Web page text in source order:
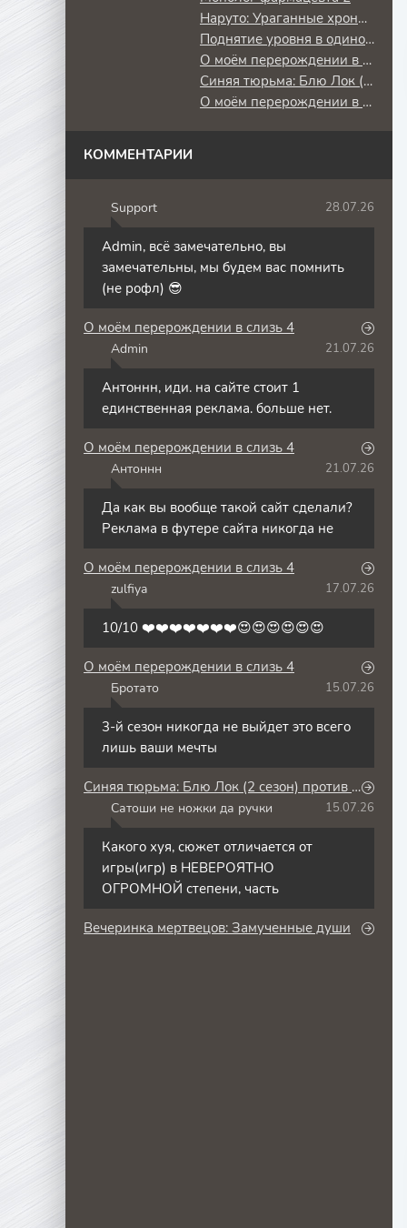
Наруто: Ураганные хроники
Поднятие уровня в одиночку: Повторное пробуждение
О моём перерождении в слизь
Синяя тюрьма: Блю Лок (2 сезон) против юношеской сборной Японии
О моём перерождении в слизь 3
КОММЕНТАРИИ
Support 28.07.26
Admin, всё замечательно, вы
замечательны, мы будем вас помнить
(не рофл) 😎
О моём перерождении в слизь 4
Admin 21.07.26
Антоннн, иди. на сайте стоит 1
единственная реклама. больше нет.
О моём перерождении в слизь 4
Антоннн 21.07.26
Да как вы вообще такой сайт сделали?
Реклама в футере сайта никогда не
О моём перерождении в слизь 4
zulfiya 17.07.26
10/10 ❤️❤️❤️❤️❤️❤️❤️😍😍😍😍😍😍
О моём перерождении в слизь 4
Бротато 15.07.26
3-й сезон никогда не выйдет это всего
лишь ваши мечты
Синяя тюрьма: Блю Лок (2 сезон) против юношеской сборной Японии
Сатоши не ножки да ручки 15.07.26
Какого хуя, сюжет отличается от
игры(игр) в НЕВЕРОЯТНО
ОГРОМНОЙ степени, часть
Вечеринка мертвецов: Замученные души